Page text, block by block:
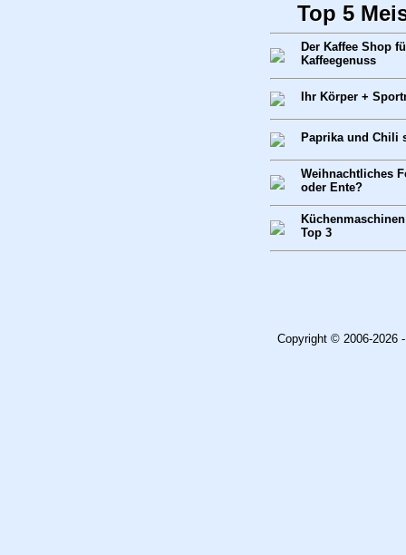
Top 5
Der Kaffee Shop
Kaffeegenuss
Ihr Körper +
Paprika und Chili
Weihnachtliches
oder Ente?
Top 3
Copyright © 2006-